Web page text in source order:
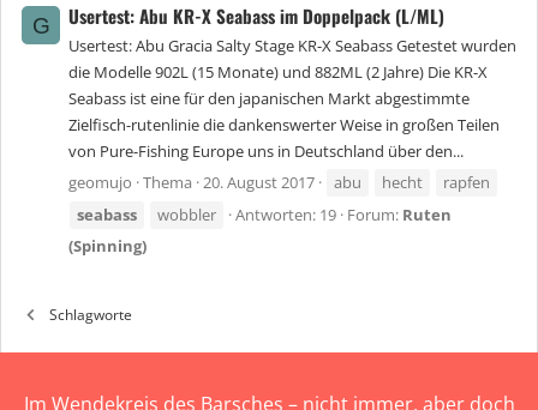
G Usertest: Abu KR-X Seabass im Doppelpack (L/ML)
Usertest: Abu Gracia Salty Stage KR-X Seabass Getestet wurden
die Modelle 902L (15 Monate) und 882ML (2 Jahre) Die KR-X
Seabass ist eine für den japanischen Markt abgestimmte
Zielfisch-rutenlinie die dankenswerter Weise in großen Teilen
von Pure-Fishing Europe uns in Deutschland über den...
geomujo Thema 20. August 2017 abu hecht
rapfen
seabass
wobbler Antworten: 19 Forum: Ruten
(Spinning)
Schlagworte
Im Wendekreis des Barsches – nicht immer, aber doch